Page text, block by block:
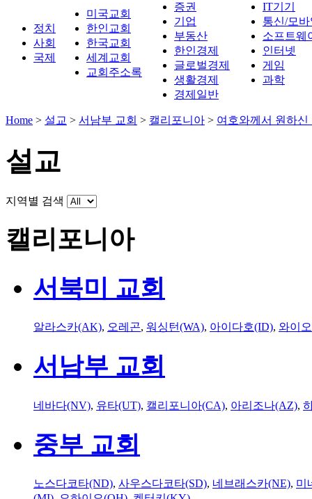
정치
사회
국제
미국교회
한인교회
한국교회
세계교회
교회주소록
증권
기업
부동산
한인경제
글로벌경제
생활경제
경제일반
IT기기
통신/모
소프트웨
인터넷
게임
과학
Home > 설교 > 서남부 교회 > 캘리포니아 > 여호와께서 원하신
설교
지역별 검색
캘리포니아
서북미 교회
알라스카(AK), 오레곤, 워싱턴(WA), 아이다호(ID), 와이
서남부 교회
네바다(NV), 유타(UT), 캘리포니아(CA), 아리조나(AZ),
중부 교회
노스다코타(ND), 사우스다코타(SD), 네브래스카(NE), 미